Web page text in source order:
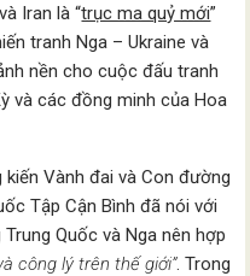
Iran là “trục ma quỷ mới”
tranh Nga – Ukraine và
nền cho cuộc đấu tranh
và các đồng minh của Hoa
Vành đai và Con đường
Tập Cận Bình đã nói với
Quốc và Nga nên hợp
công lý trên thế giới”. Trong